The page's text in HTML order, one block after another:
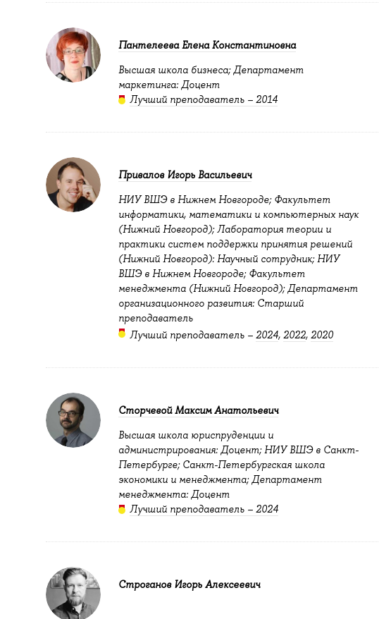
Пантелеева Елена Константиновна
Высшая школа бизнеса; Департамент
маркетинга: Доцент
Лучший преподаватель – 2014
Привалов Игорь Васильевич
НИУ ВШЭ в Нижнем Новгороде; Факультет
информатики, математики и компьютерных наук
(Нижний Новгород); Лаборатория теории и
практики систем поддержки принятия решений
(Нижний Новгород): Научный сотрудник; НИУ
ВШЭ в Нижнем Новгороде; Факультет
менеджмента (Нижний Новгород); Департамент
организационного развития: Старший
преподаватель
Лучший преподаватель –2024,2022,2020
Сторчевой Максим Анатольевич
Высшая школа юриспруденции и
администрирования: Доцент; НИУ ВШЭ в Санкт-
Петербурге; Санкт-Петербургская школа
экономики и менеджмента; Департамент
менеджмента: Доцент
Лучший преподаватель – 2024
Строганов Игорь Алексеевич